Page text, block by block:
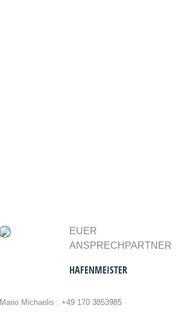
EUER
ANSPRECHPARTNER
HAFENMEISTER
Mario Michaelis : +49 170 3853985